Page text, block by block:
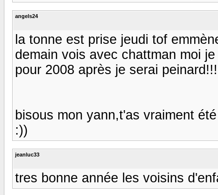
angels24
la tonne est prise jeudi tof
demain vois avec chattman moi
pour 2008 après je serai
bisous mon yann,t'as vraiment
:))
jeanluc33
tres bonne année les voisins